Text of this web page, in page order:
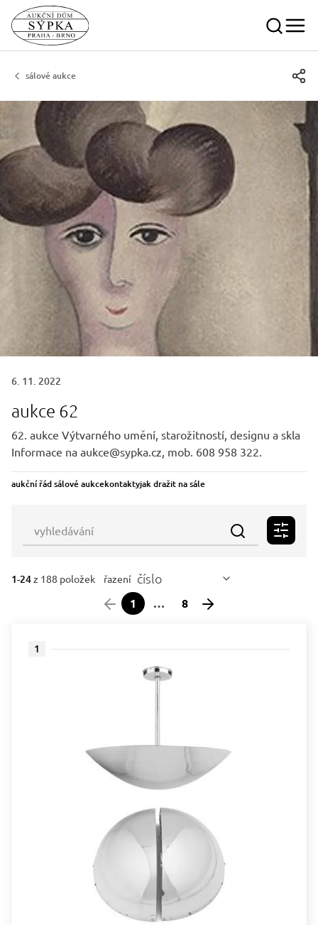
sálové aukce
6. 11. 2022
aukce 62
62. aukce Výtvarného umění, starožitností, designu a skla
Informace na aukce@sypka.cz, mob. 608 958 322.
aukční řád sálové aukcekontaktyjak dražit na sále
1-24z 188 položek řazení číslo
1 … 8
1